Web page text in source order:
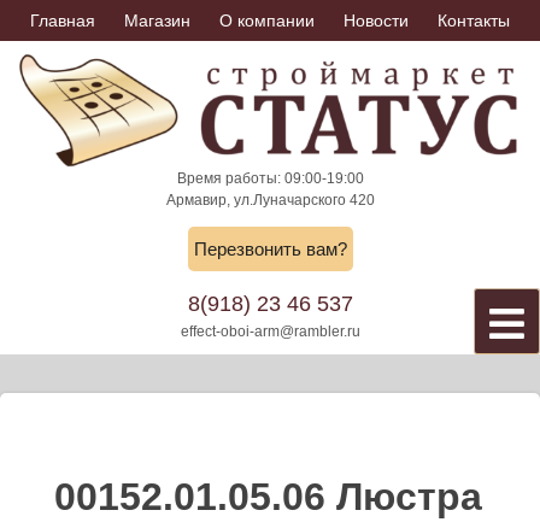
Skip
to
content
Главная Магазин О компании Новости Контакты
Время работы: 09:00-19:00
Армавир, ул.Луначарского 420
Перезвонить вам?
8(918) 23 46 537
effect-oboi-arm@rambler.ru
00152.01.05.06 Люстра